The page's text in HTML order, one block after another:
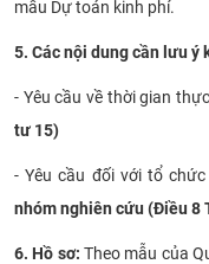
mẫu Dự toán kinh phí.
5. Các nội dung cần lưu
- Yêu cầu về thời gian
tư 15)
- Yêu cầu đối với tổ
nhóm nghiên cứu (Điều 8
6. Hồ sơ: Theo mẫu của